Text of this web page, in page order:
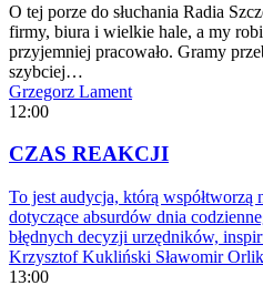
O tej porze do słuchania Radia
firmy, biura i wielkie hale, a my
przyjemniej pracowało. Gramy
szybciej…
Grzegorz Lament
12:00
CZAS REAKCJI
To jest audycja, którą współtworzą
dotyczące absurdów dnia
błędnych decyzji urzędników,
Krzysztof Kukliński Sławomir Orlik
13:00